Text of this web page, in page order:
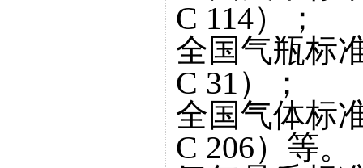
C 114）；
全国气瓶标
C 31）；
全国气体标
C 206）等。